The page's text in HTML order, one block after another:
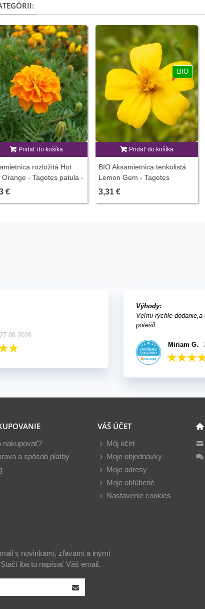
Pridať do košíka
rozložitá Hot
Orange - Tagetes patula -
semien - 30 ks
€
BIO
Pridať do košíka
BIO Aksamietnica tenkolistá
Lemon Gem - Tagetes
tenuifolia - predaj bio semien -
3,31 €
27.06.2026
Výhody:
Veľmi rýchle
potešil.
Miriam G.
nakupovať?
a spôsob platby
VÁŠ ÚČET
Môj účet
Moje objednávky
Moje adresy
Moje obľúbené
Nastavenie cookies
s novinkami, zľavami a inými
iba tu napísať Váš email.